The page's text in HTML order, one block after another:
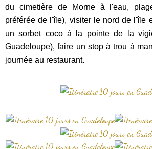
du cimetière de Morne à l'eau,
préférée de l'île), visiter le nord de l'île
un sorbet coco à la pointe de la
Guadeloupe), faire un stop à trou à
journée au restaurant.